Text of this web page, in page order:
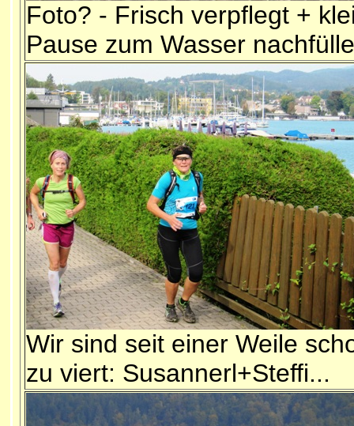
Foto? - Frisch verpflegt +
Pause zum Wasser
Wir sind seit einer Weile
zu viert: Susannerl+Steffi...